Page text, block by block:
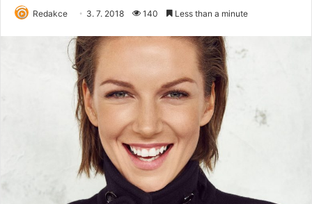
Redakce 3. 7. 2018 140 Less than a minute